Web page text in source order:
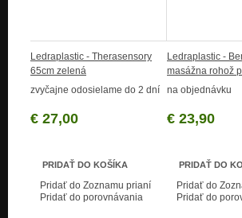
Ledraplastic - Therasensory
65cm zelená
zvyčajne odosielame do 2 dní
€ 27,00
PRIDAŤ DO KOŠÍKA
Pridať do Zoznamu prianí
Pridať do porovnávania
Ledraplastic -
masážna rohož
na objednávku
€ 23,90
PRIDAŤ DO
Pridať do
Pridať do